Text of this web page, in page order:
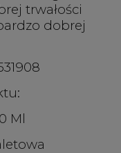
trwałości
dobrej
Ml